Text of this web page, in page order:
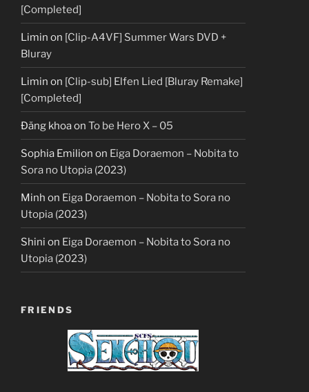
[Completed]
Limin on [Clip-A4VF] Summer Wars DVD +
Bluray
Limin on [Clip-sub] Elfen Lied [Bluray Remake]
[Completed]
Đăng khoaon To be Hero X – 05
Sophia Emilion on Eiga Doraemon – Nobita to
Sora no Utopia (2023)
Minh on Eiga Doraemon – Nobita to Sora no
Utopia (2023)
Shini on Eiga Doraemon – Nobita to Sora no
Utopia (2023)
FRIENDS